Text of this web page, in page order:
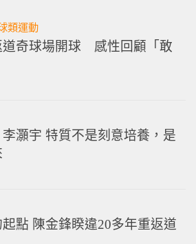
類運動
道奇球場開球 感性回顧「敢
灝宇 特質不是刻意培養，是
點 陳金鋒睽違20多年重返道